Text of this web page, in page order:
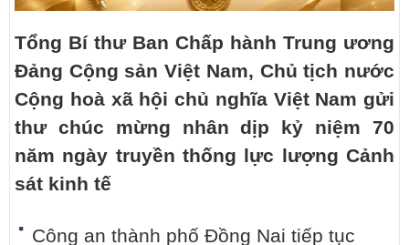
Tổng Bí thư Ban Chấp hành Trung ương
Đảng Cộng sản Việt Nam, Chủ tịch nước
Cộng hoà xã hội chủ nghĩa Việt Nam gửi
thư chúc mừng nhân dịp kỷ niệm 70
năm ngày truyền thống lực lượng Cảnh
sát kinh tế
Công an thành phố Đồng Nai tiếp tục